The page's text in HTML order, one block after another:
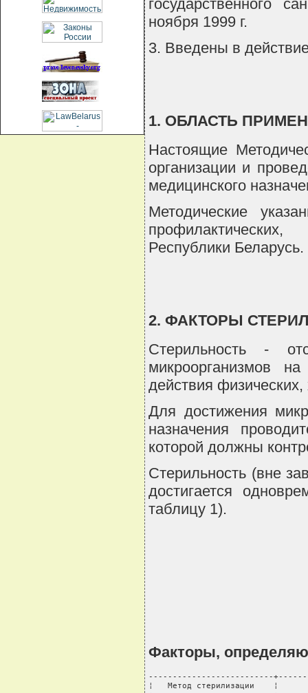
государственного
ноября 1999 г.
3. Введены в
1. ОБЛАСТЬ
Настоящие
организации и
медицинского
Методические
профилактических,
Республики Беларусь.
2. ФАКТОРЫ
Стерильность -
микроорганизмов
действия
Для достижения
назначения
которой должны
Стерильность (вне
достигается
таблицу 1).
Факторы,
--------------------------
¦   Метод стерилизации    ¦